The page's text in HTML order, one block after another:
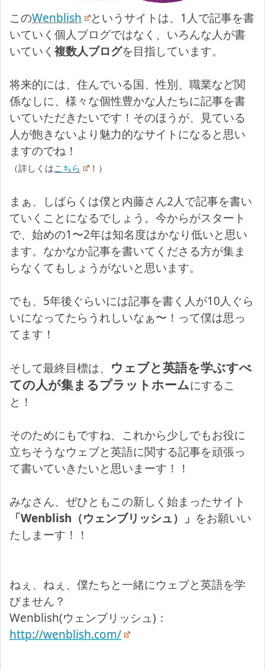
このWenblish
というサイトは、1人で記事を書
いていく個人ブログではなく、いろんな人が書
いていく 複数人ブログを目指しています。
将来的には、住んでいる国、性別、職業など関
係なしに、様々な個性豊かな人たちに記事を書
いていただきたいです！そのほうが、見ている
人が飽きないより魅力的なサイトになると思い
ますのでね！
（詳しくはこちら ！）
まぁ、しばらくは僕と内藤さん2人で記事を書い
ていくことになるでしょう。今からがスタート
で、始めの1〜2年は知名度はかなり低いと思い
ます。なかなか記事を書いてくださる方が集ま
らなくてもしょうがないと思います。
でも、5年後ぐらいには記事を書く人が10人ぐら
いになってたらうれしいなぁ〜！って僕は思っ
てます！
そして最終目標は、 ウェブと英語を学ぶすべ
ての人が集まるプラットホームにするこ
と！
そのためにもですね、これから少しでもお役に
立ちそうなウェブと英語に関する記事を頑張っ
て書いていきたいと思いまーす！！
みなさん、ぜひともこの新しく始まったサイト
「Wenblish（ウェンブリッシュ）」 をお願いい
たしまーす！！
ねぇ、ねぇ、僕たちと一緒にウェブと英語を学
びません？
Wenblish(ウェンブリッシュ)：
http://wenblish.com/